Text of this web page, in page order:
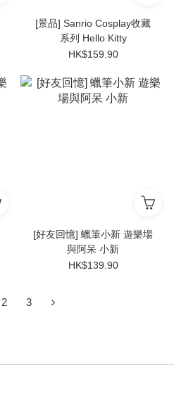
[景品] Sanrio Cosplay收藏
系列 Hello Kitty
HK$159.90
[好友回憶] 蠟筆小新 遊樂場
與阿呆 小新
HK$139.90
2 3